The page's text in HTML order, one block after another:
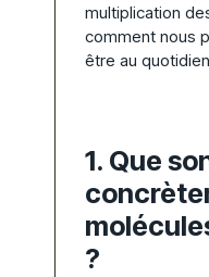
multiplication
comment nous
être au
1. Que
?